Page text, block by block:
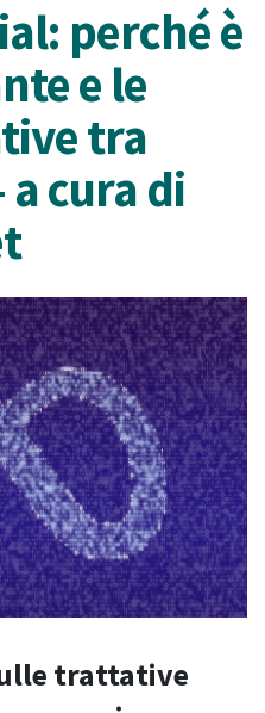
perché è
e le
tra
a cura di
trattative